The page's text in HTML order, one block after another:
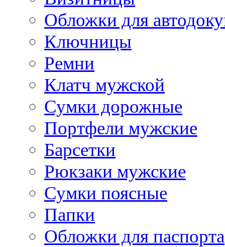
Обложки для
Ключницы
Ремни
Клатч мужской
Сумки дорожные
Портфели мужские
Барсетки
Рюкзаки мужские
Сумки поясные
Папки
Обложки для паспорта